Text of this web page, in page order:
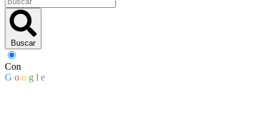
Buscar
Con
G o o g l e